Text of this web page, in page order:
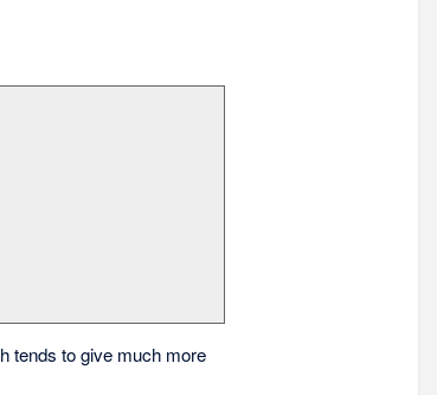
tends to give much more